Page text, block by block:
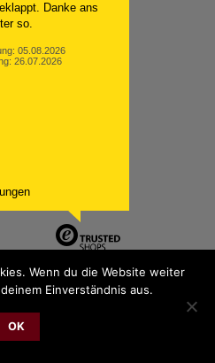
Danke ans
so.
05.08.2026
26.07.2026
division of Party.San GmbH
Wenn du die Website weiter
Einverständnis aus.
OK